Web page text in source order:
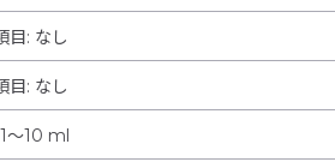
目: なし
目: なし
1～10 ml